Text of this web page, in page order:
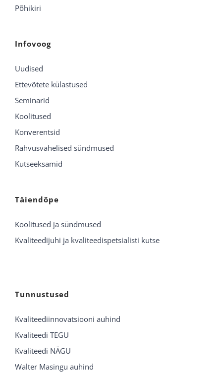
Põhikiri
Infovoog
Uudised
Ettevõtete külastused
Seminarid
Koolitused
Konverentsid
Rahvusvahelised sündmused
Kutseeksamid
Täiendõpe
Koolitused ja sündmused
Kvaliteedijuhi ja kvaliteedispetsialisti kutse
Tunnustused
Kvaliteediinnovatsiooni auhind
Kvaliteedi TEGU
Kvaliteedi NÄGU
Walter Masingu auhind